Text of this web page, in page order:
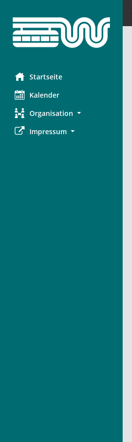
Startseite
Kalender
Organisation
Impressum